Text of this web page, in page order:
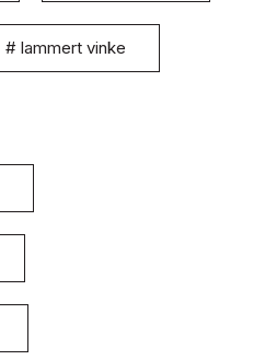
# lammert vinke